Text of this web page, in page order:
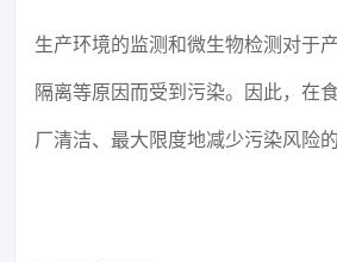
生产环境的监测和微生物检测对于
隔离等原因而受到污染。因此，在
厂清洁、最大限度地减少污染风险